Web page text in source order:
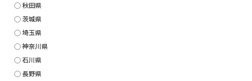
秋田県
茨城県
埼玉県
神奈川県
石川県
長野県